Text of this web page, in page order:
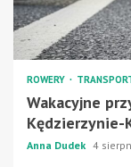
ROWERY
Wakacyjne
Kędzierzynie-
Anna Dudek 4